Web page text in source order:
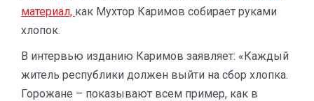
материал, как Мухтор Каримов собирает руками
хлопок.
В интервью изданию Каримов заявляет: «Каждый
житель республики должен выйти на сбор хлопка.
Горожане – показывают всем пример, как в